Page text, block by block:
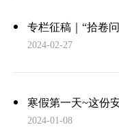
专栏征稿｜“拾卷
2024-02-27
寒假第一天~这份
2024-01-08